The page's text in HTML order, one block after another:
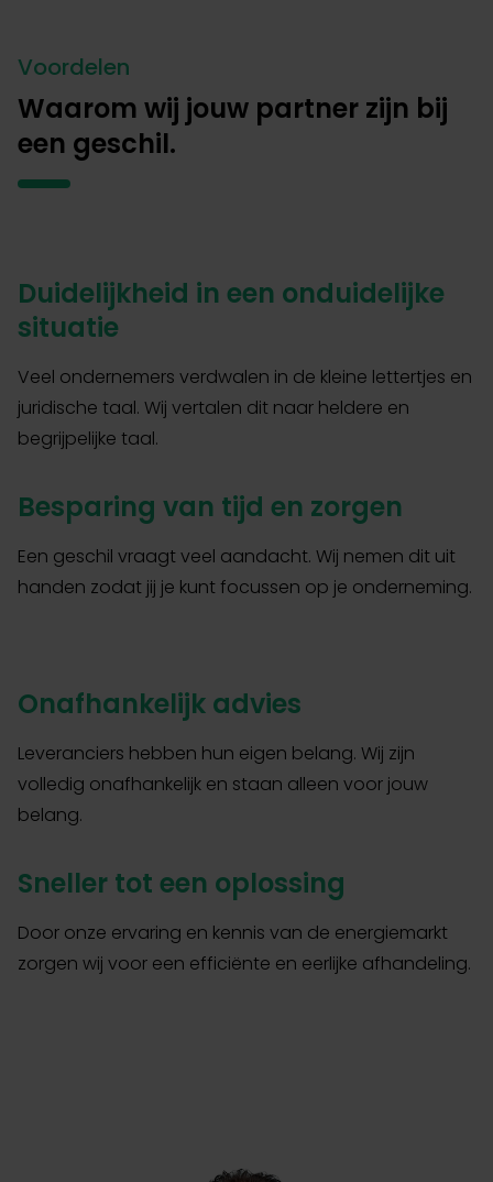
Voordelen
Waarom wij jouw partner zijn bij
een geschil.
Duidelijkheid in een onduidelijke
situatie
Veel ondernemers verdwalen in de kleine lettertjes en
juridische taal. Wij vertalen dit naar heldere en
begrijpelijke taal.
Besparing van tijd en zorgen
Een geschil vraagt veel aandacht. Wij nemen dit uit
handen zodat jij je kunt focussen op je onderneming.
Onafhankelijk advies
Leveranciers hebben hun eigen belang. Wij zijn
volledig onafhankelijk en staan alleen voor jouw
belang.
Sneller tot een oplossing
Door onze ervaring en kennis van de energiemarkt
zorgen wij voor een efficiënte en eerlijke afhandeling.